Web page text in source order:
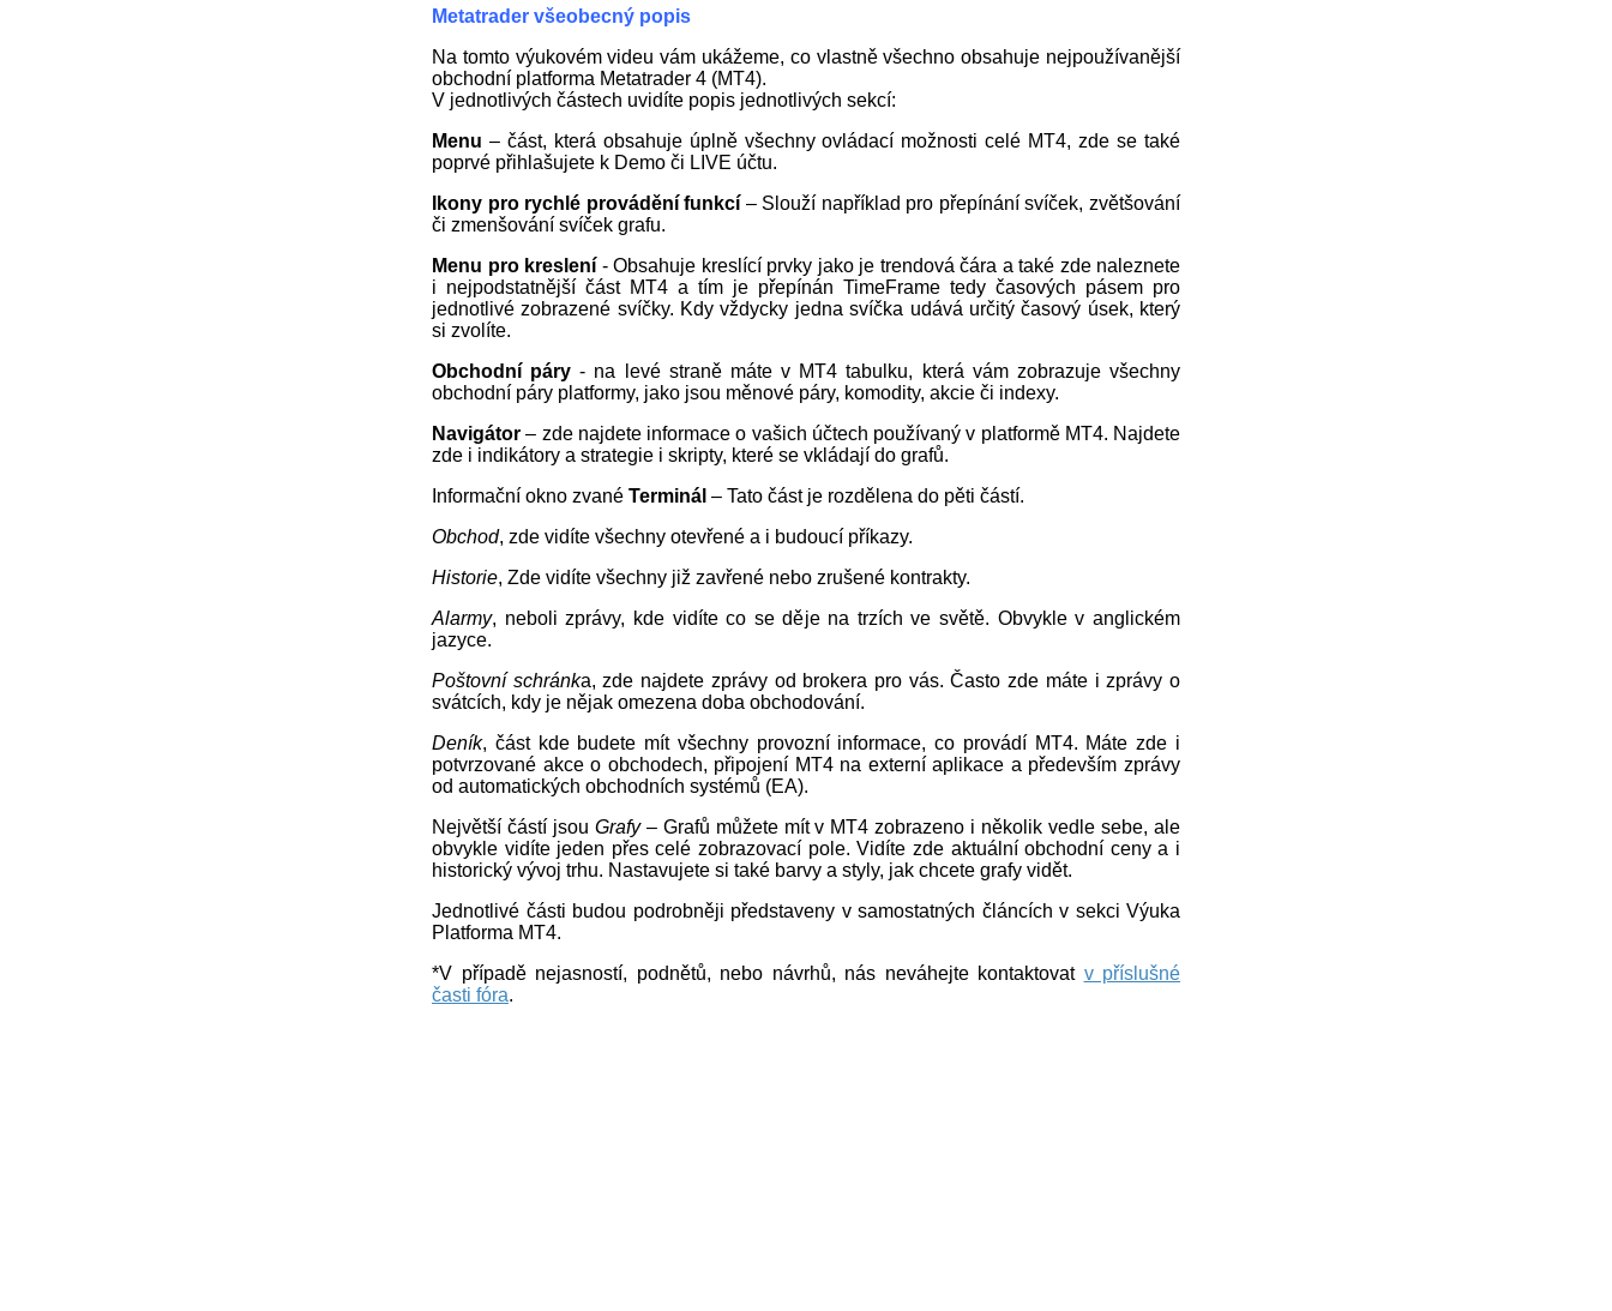
Metatrader všeobecný popis
Na tomto výukovém videu vám ukážeme, co vlastně všechno obsahuje nejpoužívanější
obchodní platforma Metatrader 4 (MT4).
V jednotlivých částech uvidíte popis jednotlivých sekcí:
Menu – část, která obsahuje úplně všechny ovládací možnosti celé MT4, zde se také
poprvé přihlašujete k Demo či LIVE účtu.
Ikony pro rychlé provádění funkcí – Slouží například pro přepínání svíček, zvětšování
či zmenšování svíček grafu.
Menu pro kreslení - Obsahuje kreslící prvky jako je trendová čára a také zde naleznete
i nejpodstatnější část MT4 a tím je přepínán TimeFrame tedy časových pásem pro
jednotlivé zobrazené svíčky. Kdy vždycky jedna svíčka udává určitý časový úsek, který
si zvolíte.
Obchodní páry - na levé straně máte v MT4 tabulku, která vám zobrazuje všechny
obchodní páry platformy, jako jsou měnové páry, komodity, akcie či indexy.
Navigátor – zde najdete informace o vašich účtech používaný v platformě MT4. Najdete
zde i indikátory a strategie i skripty, které se vkládají do grafů.
Informační okno zvané Terminál – Tato část je rozdělena do pěti částí.
Obchod, zde vidíte všechny otevřené a i budoucí příkazy.
Historie, Zde vidíte všechny již zavřené nebo zrušené kontrakty.
Alarmy, neboli zprávy, kde vidíte co se děje na trzích ve světě. Obvykle v anglickém
jazyce.
Poštovní schránka, zde najdete zprávy od brokera pro vás. Často zde máte i zprávy o
svátcích, kdy je nějak omezena doba obchodování.
Deník, část kde budete mít všechny provozní informace, co provádí MT4. Máte zde i
potvrzované akce o obchodech, připojení MT4 na externí aplikace a především zprávy
od automatických obchodních systémů (EA).
Největší částí jsou Grafy– Grafů můžete mít v MT4 zobrazeno i několik vedle sebe, ale
obvykle vidíte jeden přes celé zobrazovací pole. Vidíte zde aktuální obchodní ceny a i
historický vývoj trhu. Nastavujete si také barvy a styly, jak chcete grafy vidět.
Jednotlivé části budou podrobněji představeny v samostatných článcích v sekci Výuka
Platforma MT4.
*V případě nejasností, podnětů, nebo návrhů, nás neváhejte kontaktovat v příslušné
časti fóra.